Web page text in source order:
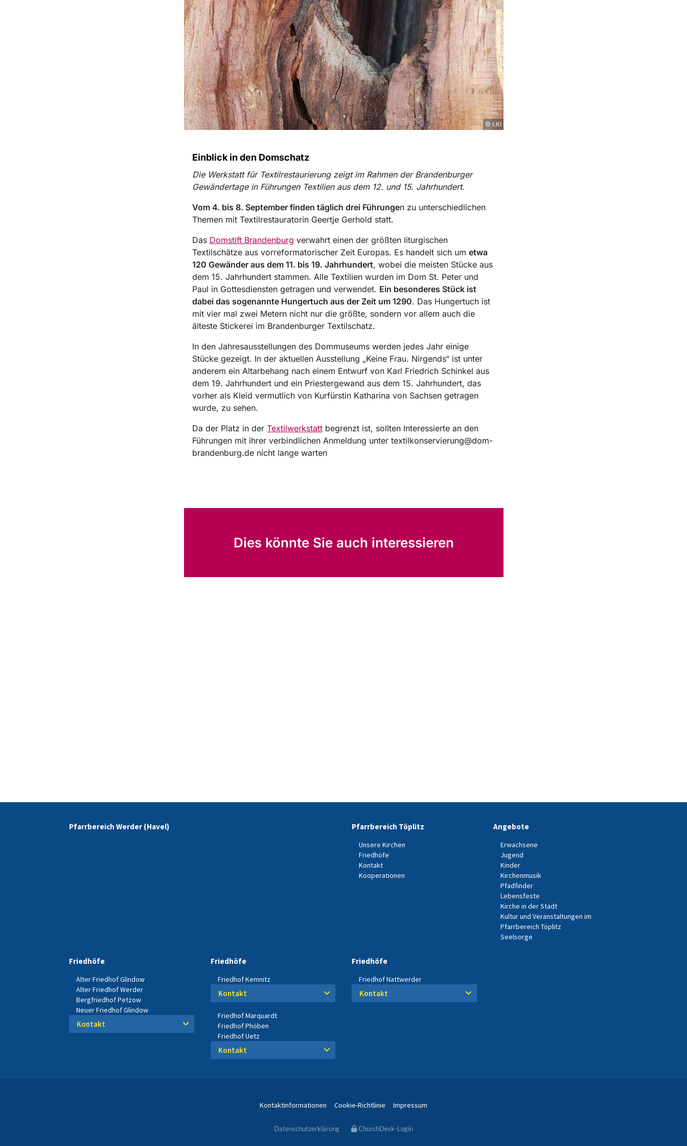
© LKI
Einblick in den Domschatz
Die Werkstatt für Textilrestaurierung zeigt im Rahmen der Brandenburger
Gewändertage in Führungen Textilien aus dem 12. und 15. Jahrhundert.
Vom 4. bis 8. September finden täglich drei Führungen zu unterschiedlichen
Themen mit Textilrestauratorin Geertje Gerhold statt.
Das Domstift Brandenburg verwahrt einen der größten liturgischen
Textilschätze aus vorreformatorischer Zeit Europas. Es handelt sich um etwa
120 Gewänder aus dem 11. bis 19. Jahrhundert, wobei die meisten Stücke aus
dem 15. Jahrhundert stammen. Alle Textilien wurden im Dom St. Peter und
Paul in Gottesdiensten getragen und verwendet. Ein besonderes Stück ist
dabei das sogenannte Hungertuch aus der Zeit um 1290. Das Hungertuch ist
mit vier mal zwei Metern nicht nur die größte, sondern vor allem auch die
älteste Stickerei im Brandenburger Textilschatz.
In den Jahresausstellungen des Dommuseums werden jedes Jahr einige
Stücke gezeigt. In der aktuellen Ausstellung „Keine Frau. Nirgends“ ist unter
anderem ein Altarbehang nach einem Entwurf von Karl Friedrich Schinkel aus
dem 19. Jahrhundert und ein Priestergewand aus dem 15. Jahrhundert, das
vorher als Kleid vermutlich von Kurfürstin Katharina von Sachsen getragen
wurde, zu sehen.
Da der Platz in der Textilwerkstattbegrenzt ist, sollten Interessierte an den
Führungen mit ihrer verbindlichen Anmeldung unter textilkonservierung@dom-
brandenburg.de nicht lange warten
Dies könnte Sie auch interessieren
Pfarrbereich Werder (Havel) Pfarrbereich Töplitz
Unsere Kirchen
Friedhöfe
Kontakt
Kooperationen
Angebote
Erwachsene
Jugend
Kinder
Kirchenmusik
Pfadfinder
Lebensfeste
Kirche in der Stadt
Kultur und Veranstaltungen im
Pfarrbereich Töplitz
Seelsorge
Friedhöfe
Alter Friedhof Glindow
Alter Friedhof Werder
Bergfriedhof Petzow
Neuer Friedhof Glindow
Kontakt
Friedhöfe
Friedhof Kemnitz
Kontakt
Friedhof Marquardt
Friedhof Phöben
Friedhof Uetz
Kontakt
Friedhöfe
Friedhof Nattwerder
Kontakt
Kontaktinformationen Cookie-Richtlinie Impressum
Datenschutzerklärung ChurchDesk-Login